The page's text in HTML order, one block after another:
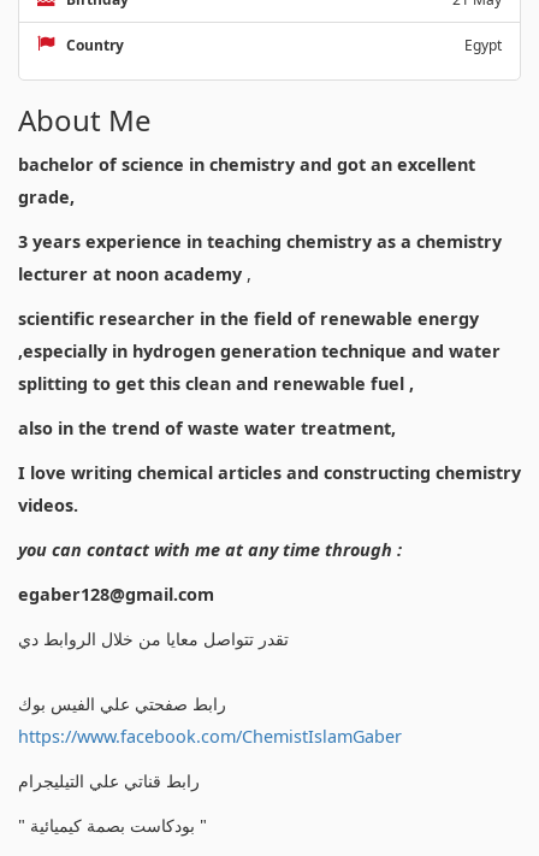
Country Egypt
About Me
bachelor of science in chemistry and got an excellent
grade,
3 years experience in teaching chemistry as a chemistry
lecturer at noon academy ,
scientific researcher in the field of renewable energy
,especially in hydrogen generation technique and water
splitting to get this clean and renewable fuel ,
also in the trend of waste water treatment,
I love writing chemical articles and constructing chemistry
videos.
you can contact with me at any time through :
egaber128@gmail.com
تقدر تتواصل معايا من خلال الروابط دي
رابط صفحتي علي الفيس بوك
https://www.facebook.com/ChemistIslamGaber
رابط قناتي علي التيليجرام
" بودكاست بصمة كيميائية "